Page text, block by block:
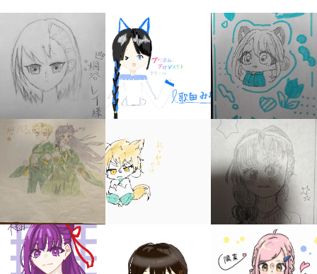
キミノラジオ配信中！
いろんな動画が
見られる